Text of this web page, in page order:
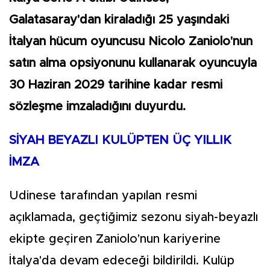
Galatasaray'dan kiraladığı 25 yaşındaki
İtalyan hücum oyuncusu Nicolo Zaniolo'nun
satın alma opsiyonunu kullanarak oyuncuyla
30 Haziran 2029 tarihine kadar resmi
sözleşme imzaladığını duyurdu.
SİYAH BEYAZLI KULÜPTEN ÜÇ YILLIK
İMZA
Udinese tarafından yapılan resmi
açıklamada, geçtiğimiz sezonu siyah-beyazlı
ekipte geçiren Zaniolo'nun kariyerine
İtalya'da devam edeceği bildirildi. Kulüp